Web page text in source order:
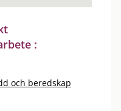
:
och beredskap